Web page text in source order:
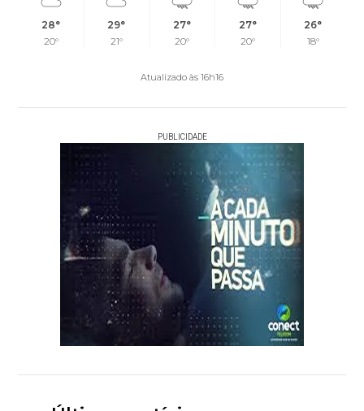
28°
20°
29°
21°
27°
20°
27°
20°
26°
18°
Atualizado às 16h16
PUBLICIDADE